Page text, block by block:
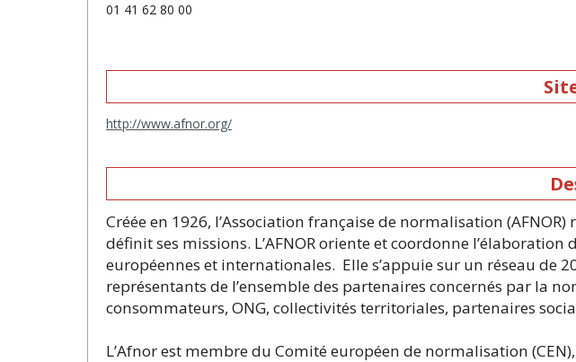
01 41 62 80 00
http://www.afnor.org/
Créée en 1926, l’Association française de normalisation (AFNOR)
définit ses missions. L’AFNOR oriente et coordonne
européennes et internationales. Elle s’appuie sur un réseau de
représentants de l’ensemble des partenaires concernés par la
consommateurs, ONG, collectivités territoriales, partenaires
L’Afnor est membre du Comité européen de normalisation